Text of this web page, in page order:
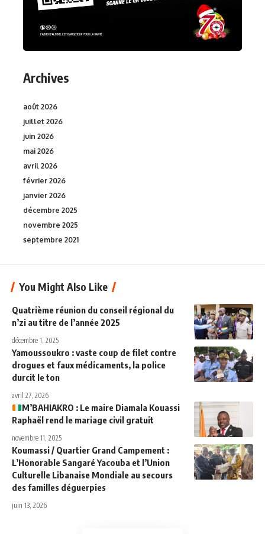
Archives
août 2026
juillet 2026
juin 2026
mai 2026
avril 2026
février 2026
janvier 2026
décembre 2025
novembre 2025
septembre 2021
You Might Also Like
Quatrième réunion du conseil régional du
n’zi au titre de l’année 2025
décembre 1, 2025
Yamoussoukro : vaste coup de filet contre
drogues et faux médicaments, la police
durcit le ton
avril 27, 2026
M’BAHIAKRO : Le maire Diamala Kouassi
Raphaël rend le mariage civil gratuit
novembre 11, 2025
Koumassi / Quartier Grand Campement :
L’Honorable Sangaré Yacouba et l’Union
Culturelle Libanaise Mondiale au secours
des familles déguerpies
juin 13, 2026